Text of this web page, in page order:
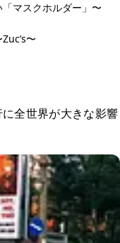
マスクホルダー」〜
〜
全世界が大きな影響